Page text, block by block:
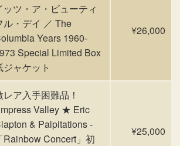
ッツ・ア・ビューティ
ル・デイ ／ The
Years 1960-
Special Limited Box
ジャケット
¥26,000
レア入手困難品！
Valley ★ Eric
& Palpitations -
「Rainbow Concert」初
¥25,000